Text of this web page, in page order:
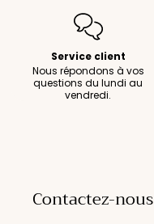
Service client
Nous répondons à vos
questions du lundi au
vendredi.
Contactez-nous